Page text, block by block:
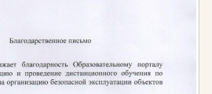
занимает 1-2
профессиональной
2 до 4 месяцев. Обучение